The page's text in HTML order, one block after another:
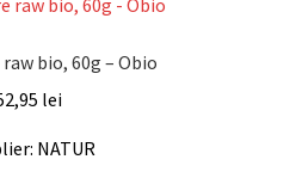
bio, 60g – Obio
lei
NATUR